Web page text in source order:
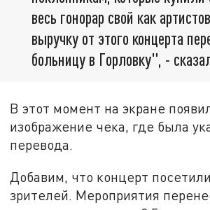
весь гонорар свой как
выручку от этого концерта
больницу в Горловку", -
В этот момент на экране
изображение чека, где была
перевода.
Добавим, что концерт
зрителей. Мероприятия